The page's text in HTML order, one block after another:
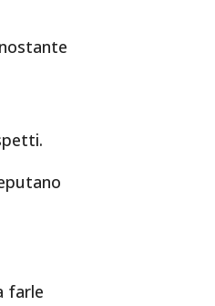
farle